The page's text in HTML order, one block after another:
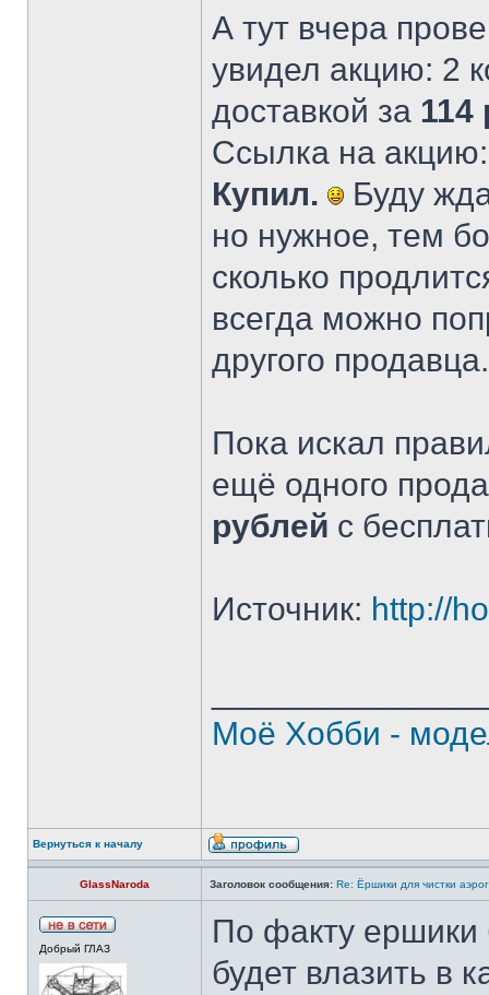
А тут вчера
увидел акцию: 2
доставкой за 114
Ссылка на
Купил.
Буду
но нужное, тем
сколько
всегда можно
другого продавца.
Пока искал
ещё одного
рублей с
Источник: http://
Моё Хобби -
Вернуться к началу
GlassNaroda Заголовок сообщения: Re: Ёршики для чистки
Добрый ГЛАЗ
По факту ершики
будет влазить в